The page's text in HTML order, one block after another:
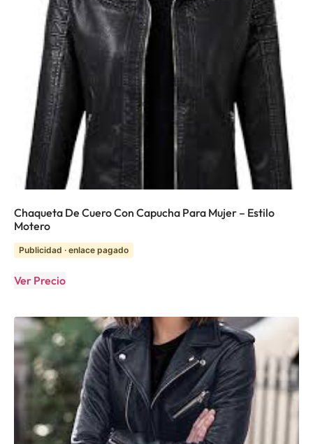
Chaqueta De Cuero Con Capucha Para Mujer – Estilo
Motero
Publicidad · enlace pagado
Ver Precio